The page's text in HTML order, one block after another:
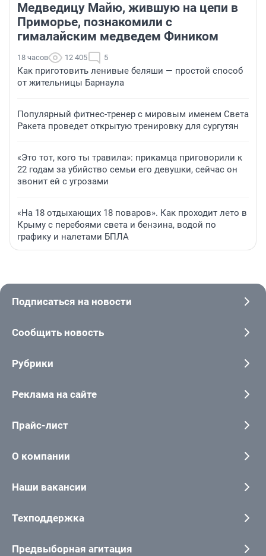
Медведицу Майю, жившую на цепи в
Приморье, познакомили с
гималайским медведем Фиником
18 часов 12 405 5
Как приготовить ленивые беляши — простой способ
от жительницы Барнаула
Популярный фитнес-тренер с мировым именем Света
Ракета проведет открытую тренировку для сургутян
«Это тот, кого ты травила»: прикамца приговорили к
22 годам за убийство семьи его девушки, сейчас он
звонит ей с угрозами
«На 18 отдыхающих 18 поваров». Как проходит лето в
Крыму с перебоями света и бензина, водой по
графику и налетами БПЛА
Подписаться на новости
Сообщить новость
Рубрики
Реклама на сайте
Прайс-лист
О компании
Наши вакансии
Техподдержка
Предвыборная агитация